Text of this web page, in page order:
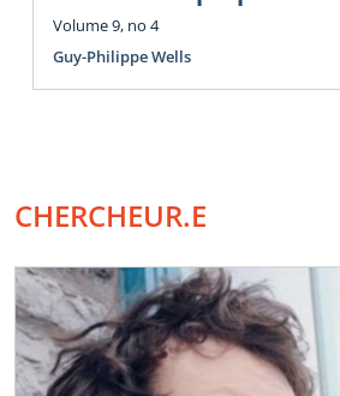
Volume 9, no 4
Guy-Philippe Wells
CHERCHEUR.E